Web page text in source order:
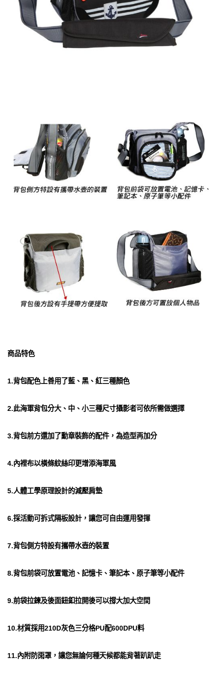
商品特色
1.背包配色上善用了藍、黑、紅三種顏色
2.此海軍背包分大、中、小三種尺寸攝影者可依所需做選擇
3.背包前方還加了勳章裝飾的配件，為造型再加分
4.內裡布以橫條紋絲印更增添海軍風
5.人體工學原理設計的減壓肩墊
6.採活動可拆式隔板設計，讓您可自由運用發揮
7.背包側方特設有攜帶水壺的裝置
8.背包前袋可放置電池、記憶卡、筆記本、原子筆等小配件
9.前袋拉鍊及後面鈕釦拉開後可以撐大加大空間
10.材質採用210D灰色三分格PU配600DPU料
11.內附防雨罩，讓您無論何種天候都能背著趴趴走